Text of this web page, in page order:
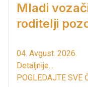
Mladi
roditelji
04. Avgust. 2026.
Detaljnije...
POGLEDAJTE SVE